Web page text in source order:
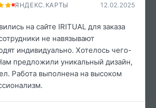
ЯНДЕКС.КАРТЫ 12.02.2025
на сайте IRITUAL для заказа
не навязывают
индивидуально. Хотелось чего-
предложили уникальный дизайн,
Работа выполнена на высоком